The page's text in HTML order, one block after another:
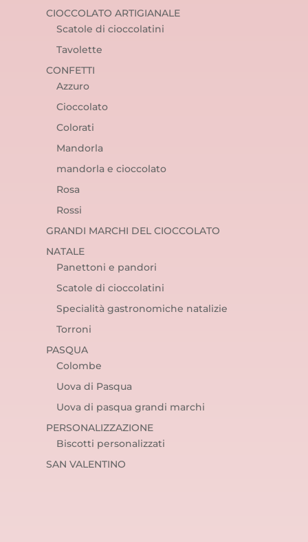
CIOCCOLATO ARTIGIANALE
Scatole di cioccolatini
Tavolette
CONFETTI
Azzuro
Cioccolato
Colorati
Mandorla
mandorla e cioccolato
Rosa
Rossi
GRANDI MARCHI DEL CIOCCOLATO
NATALE
Panettoni e pandori
Scatole di cioccolatini
Specialità gastronomiche natalizie
Torroni
PASQUA
Colombe
Uova di Pasqua
Uova di pasqua grandi marchi
PERSONALIZZAZIONE
Biscotti personalizzati
SAN VALENTINO